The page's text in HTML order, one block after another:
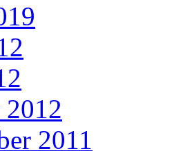
2012
2011